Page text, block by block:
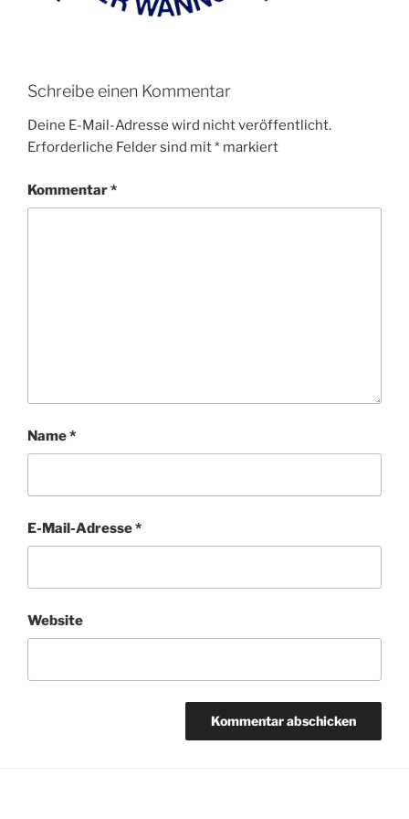
Schreibe einen Kommentar
Deine E-Mail-Adresse wird nicht veröffentlicht.
Erforderliche Felder sind mit* markiert
Kommentar*
Name*
E-Mail-Adresse*
Website